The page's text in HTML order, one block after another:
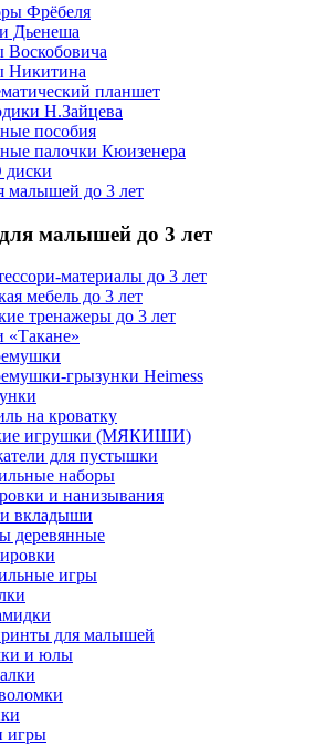
Фрёбеля
Дьенеша
Воскобовича
Никитина
планшет
Н.Зайцева
пособия
палочки Кюизенера
малышей до 3 лет
малышей до 3 лет
материалы до 3 лет
мебель до 3 лет
тренажеры до 3 лет
«Такане»
грызунки Heimess
на кроватку
игрушки (МЯКИШИ)
для пустышки
наборы
и нанизывания
вкладыши
деревянные
игры
для малышей
и юлы
игры